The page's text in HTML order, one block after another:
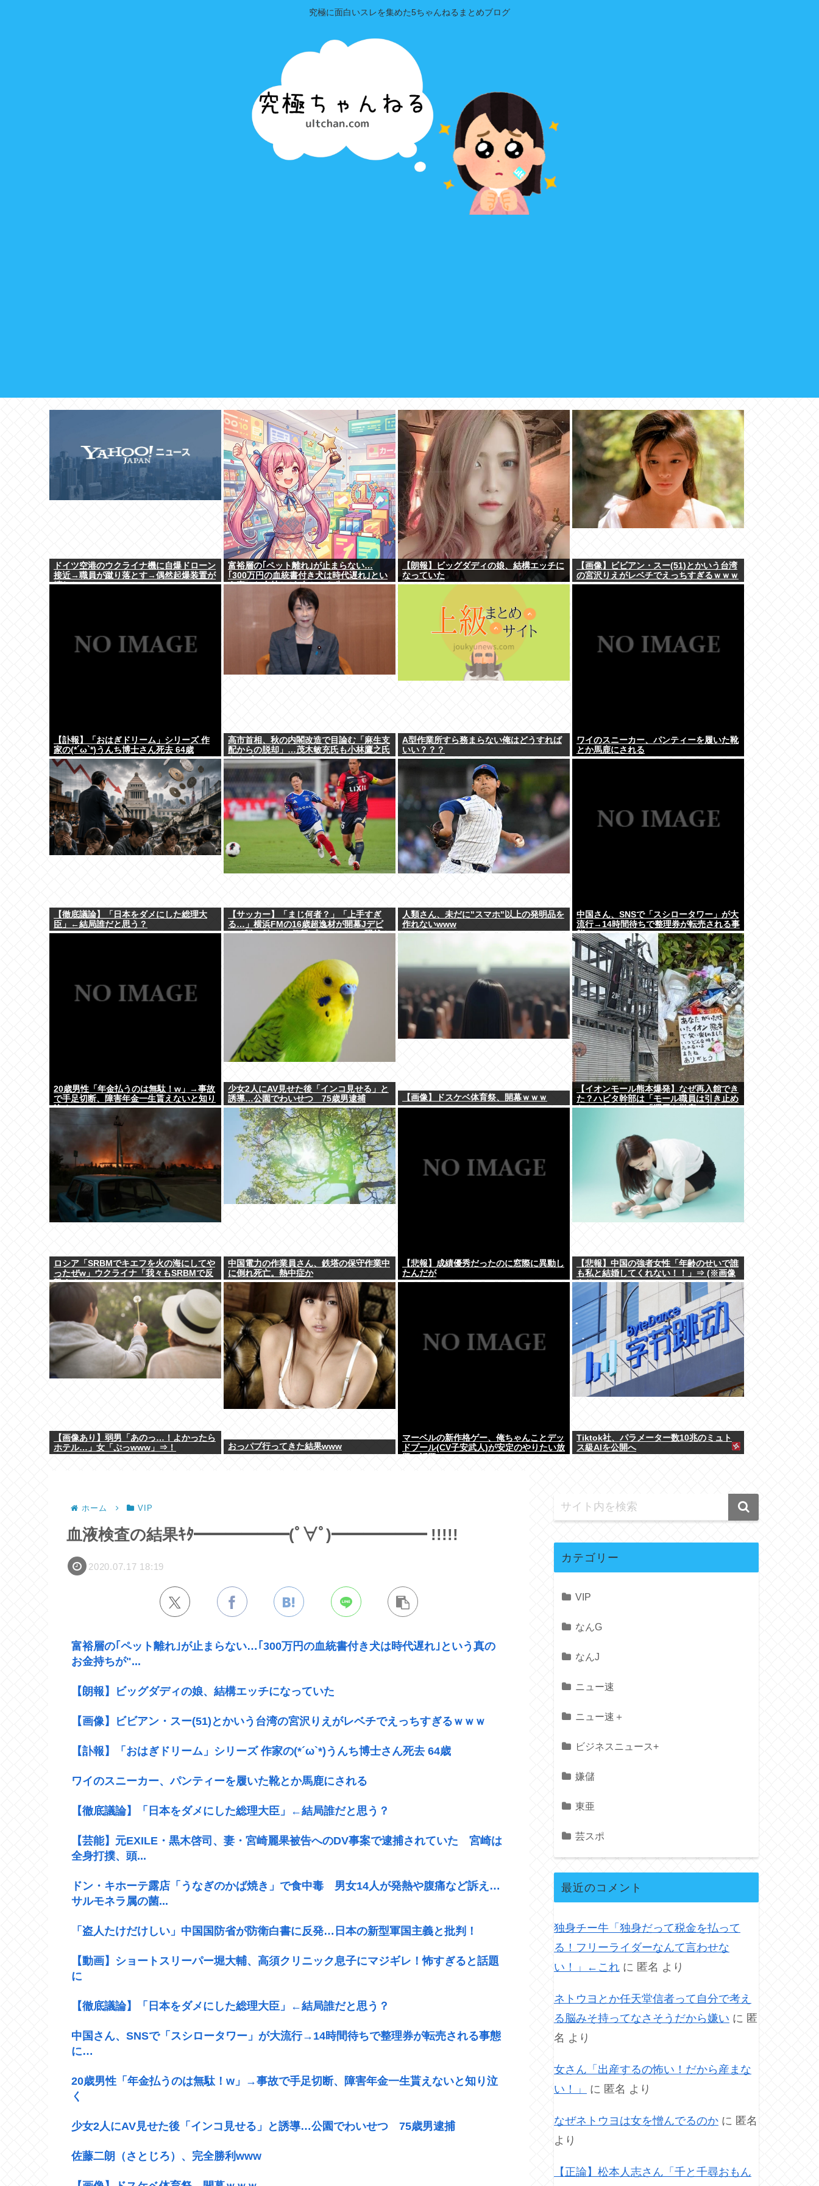
究極に面白いスレを集めた5ちゃんねるまとめブログ
ドイツ空港のウクライナ機に自爆ドローン
接近→職員が蹴り落とす→偶然起爆装置が
壊れセーフ
富裕層の｢ペット離れ｣が止まらない…
｢300万円の血統書付き犬は時代遅れ｣とい
う真のお金持ちが"向かった先"
【朗報】ビッグダディの娘、結構エッチに
なっていた
【画像】ビビアン・スー(51)とかいう台湾
の宮沢りえがレベチでえっちすぎるｗｗｗ
【訃報】「おはぎドリーム」シリーズ 作
家の(*´ω`*)うんち博士さん死去 64歳
高市首相、秋の内閣改造で目論む「麻生支
配からの脱却」…茂木敏充氏も小林鷹之氏
もクビ
A型作業所すら務まらない俺はどうすれば
いい？？？
ワイのスニーカー、パンティーを履いた靴
とか馬鹿にされる
【徹底議論】「日本をダメにした総理大
臣」←結局誰だと思う？
【サッカー】「まじ何者？」「上手すぎ
る…」横浜FMの16歳超逸材が開幕Jデビ
ュー戦で魅せた”衝撃プレー”にSNS騒然！
人類さん、未だに"スマホ"以上の発明品を
作れないwww
中国さん、SNSで「スシロータワー」が大
流行→14時間待ちで整理券が転売される事
態に…
20歳男性「年金払うのは無駄！w」→事故
で手足切断、障害年金一生貰えないと知り
泣く
少女2人にAV見せた後「インコ見せる」と
誘導…公園でわいせつ 75歳男逮捕
【画像】ドスケベ体育祭、開幕ｗｗｗ
【イオンモール熊本爆発】なぜ再入館でき
た？ハビタ幹部は「モール職員は引き止め
なかった」イオン「運用を徹底できなかっ
ロシア「SRBMでキエフを火の海にしてや
ったぜw」ウクライナ「我々もSRBMで反
撃するぞ！」
中国電力の作業員さん、鉄塔の保守作業中
に倒れ死亡。熱中症か
【悲報】成績優秀だったのに窓際に異動し
たんだが
【悲報】中国の強者女性「年齢のせいで誰
も私と結婚してくれない！！」⇒ (※画像
あり)
【画像あり】弱男「あのっ…！よかったら
ホテル…」女「ぷっwww」⇒！
おっパブ行ってきた結果www
マーベルの新作格ゲー、俺ちゃんことデッ
ドプール(CV子安武人)が安定のやりたい放
Tiktok社、パラメーター数10兆のミュト
ス級AIを公開へ
ホーム VIP
血液検査の結果ｷﾀ━━━━━━(ﾟ∀ﾟ)━━━━━━ !!!!!
2020.07.17 18:19
富裕層の｢ペット離れ｣が止まらない…｢300万円の血統書付き犬は時代遅れ｣という真の
お金持ちが"...
【朗報】ビッグダディの娘、結構エッチになっていた
【画像】ビビアン・スー(51)とかいう台湾の宮沢りえがレベチでえっちすぎるｗｗｗ
【訃報】「おはぎドリーム」シリーズ 作家の(*´ω`*)うんち博士さん死去 64歳
ワイのスニーカー、パンティーを履いた靴とか馬鹿にされる
【徹底議論】「日本をダメにした総理大臣」←結局誰だと思う？
【芸能】元EXILE・黒木啓司、妻・宮崎麗果被告へのDV事案で逮捕されていた 宮崎は
全身打撲、頭...
ドン・キホーテ露店「うなぎのかば焼き」で食中毒 男女14人が発熱や腹痛など訴え…
サルモネラ属の菌...
「盗人たけだけしい」中国国防省が防衛白書に反発…日本の新型軍国主義と批判！
【動画】ショートスリーパー堀大輔、高須クリニック息子にマジギレ！怖すぎると話題
に
【徹底議論】「日本をダメにした総理大臣」←結局誰だと思う？
中国さん、SNSで「スシロータワー」が大流行→14時間待ちで整理券が転売される事態
に…
20歳男性「年金払うのは無駄！w」→事故で手足切断、障害年金一生貰えないと知り泣
く
少女2人にAV見せた後「インコ見せる」と誘導…公園でわいせつ 75歳男逮捕
佐藤二朗（さとじろ）、完全勝利www
カテゴリー
VIP
なんG
なんJ
ニュー速
ニュー速＋
ビジネスニュース+
嫌儲
東亜
芸スポ
最近のコメント
独身チー牛「独身だって税金を払って
る！フリーライダーなんて言わせな
い！」←これ に 匿名 より
ネトウヨとか任天堂信者って自分で考え
る脳みそ持ってなさそうだから嫌い に 匿
名 より
女さん「出産するの怖い！だから産まな
い！」
に 匿名 より
なぜネトウヨは女を憎んでるのか に 匿名
より
【正論】松本人志さん「千と千尋おもん